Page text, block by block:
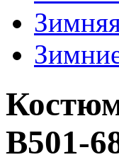
B501-